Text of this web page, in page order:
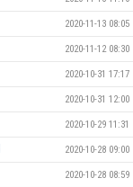
2020-11-13 08:05
2020-11-12 08:30
2020-10-31 17:17
2020-10-31 12:00
2020-10-29 11:31
2020-10-28 09:00
2020-10-28 08:59